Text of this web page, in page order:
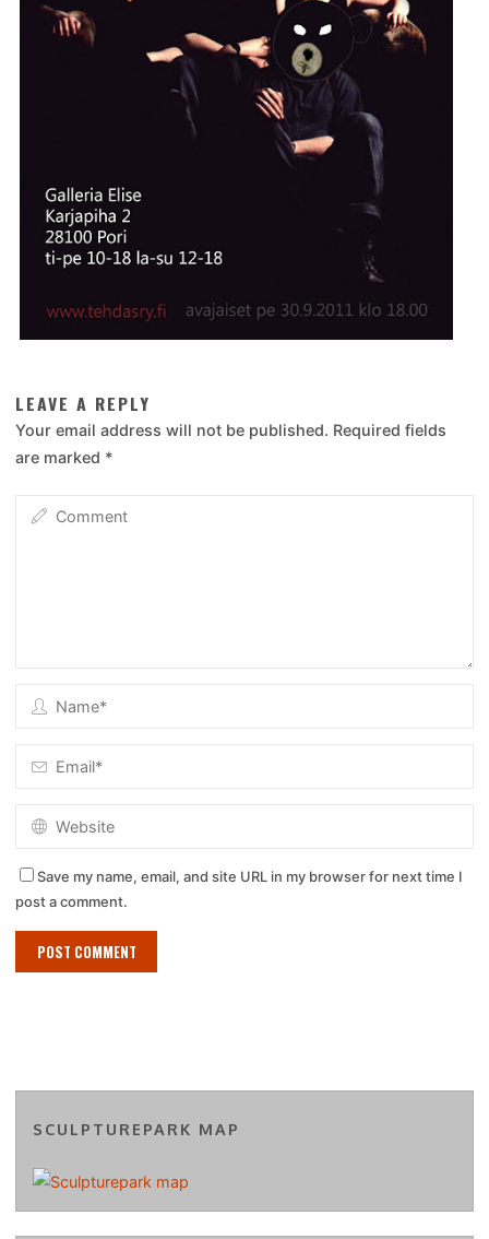
LEAVE A REPLY
Your email address will not be published. Required fields
are marked *
Save my name, email, and site URL in my browser for next time I
post a comment.
SCULPTUREPARK MAP